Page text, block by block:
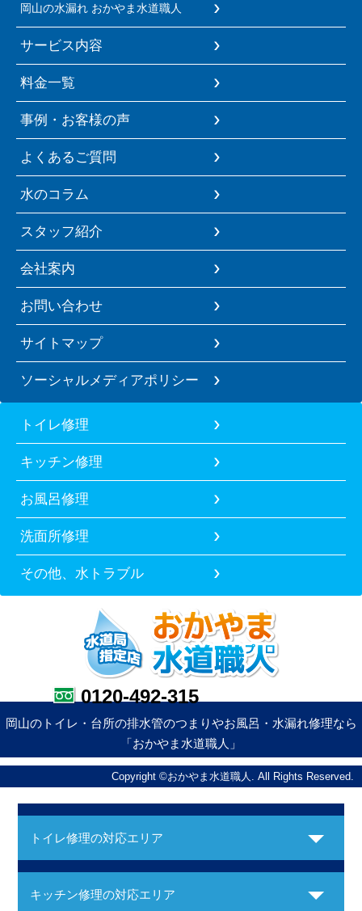
岡山の水漏れ おかやま水道職人
サービス内容
料金一覧
事例・お客様の声
よくあるご質問
水のコラム
スタッフ紹介
会社案内
お問い合わせ
サイトマップ
ソーシャルメディアポリシー
トイレ修理
キッチン修理
お風呂修理
洗面所修理
その他、水トラブル
0120-492-315
岡山のトイレ・台所の排水管のつまりやお風呂・水漏れ修理なら
「おかやま水道職人」
Copyright ©おかやま水道職人. All Rights Reserved.
トイレ修理の対応エリア
キッチン修理の対応エリア